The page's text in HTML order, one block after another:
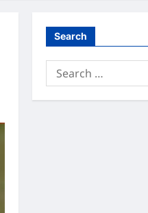
Search
Search
for: